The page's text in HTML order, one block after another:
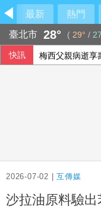
最新 熱門
臺北市 28° ( 29° /
快訊 梅西父親病逝
2026-07-02 |互傳媒
沙拉油原料驗